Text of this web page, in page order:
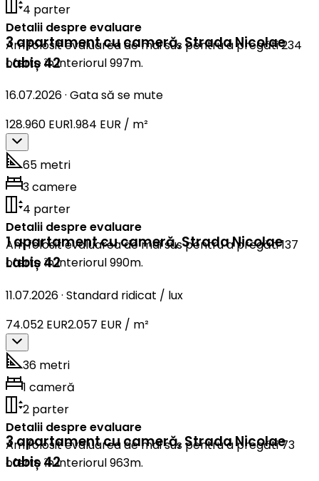
4 parter
Detalii despre evaluare
Am folosit evaluarea de mai sus pentru a pregăti 234
oferte în interiorul 997m.
3 apartament cu cameră,Strada Nicolae
Labiș 42
16.07.2026· Gata să se mute
128.960 EUR1.984 EUR / m²
65 metri
3 camere
4 parter
Detalii despre evaluare
Am folosit evaluarea de mai sus pentru a pregăti 137
oferte în interiorul 990m.
1 apartament cu cameră,Strada Nicolae
Labiș 42
11.07.2026· Standard ridicat / lux
74.052 EUR2.057 EUR / m²
36 metri
1 cameră
2 parter
Detalii despre evaluare
Am folosit evaluarea de mai sus pentru a pregăti 73
oferte în interiorul 963m.
3 apartament cu cameră,Strada Nicolae
Labiș 42